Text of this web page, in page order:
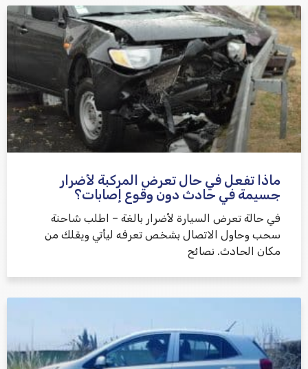
ماذا تفعل في حال تعرض المركبة لأضرار
جسيمة في حادث دون وقوع إصابات؟
في حالة تعرض السيارة لأضرار بالغة – اطلب شاحنة
سحب وحاول الاتصال بشخص تعرفه ليأتي ويقلك من
مكان الحادث. نصائح